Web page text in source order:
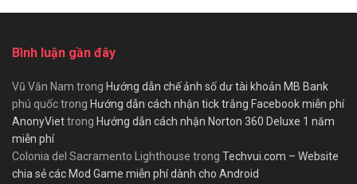
Bình luận gần đây
Vũ Văn Nam trong Hướng dẫn chế ảnh số dư tài khoản MB Bank
phú quốctrong Hướng dẫn cách nhận tick trắng Facebook miễn phí
AnonyViettrong Hướng dẫn cách nhận Norton 360 Deluxe 1 năm
miễn phí
Colonia del Sacramento Lighthouse trong Techvui.com – Website
chia sẻ các Mod Game miễn phí dành cho Android